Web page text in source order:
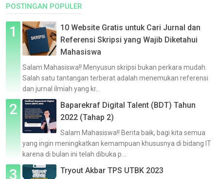
POSTINGAN POPULER
10 Website Gratis untuk Cari Jurnal dan
Referensi Skripsi yang Wajib Diketahui
Mahasiswa
Salam Mahasiswa!! Menyusun skripsi bukan perkara mudah.
Salah satu tantangan terberat adalah menemukan referensi
dan jurnal ilmiah yang kr...
Baparekraf Digital Talent (BDT) Tahun
2022 (Tahap 2)
Salam Mahasiswa!! Berita baik, bagi kita semua
yang ingin meningkatkan kemampuan khususnya di bidang IT
karena di bulan ini telah dibuka p...
Tryout Akbar TPS UTBK 2023